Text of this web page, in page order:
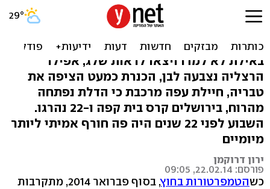
כשהכנרת עלתה על גדותיה.
הסערה הגדולה
באילת לא למדו ויצאו לראות שלג, אפילו
הרצליה נצבעה לבן, הכנרת כמעט הציפה את
טבריה, חיילת עפה מרכבת כי הדלת נפתחה
מהרוח, בירושלים קרס בית קפה ו-22 נהרגו.
השבוע לפני 22 שנים היה פה חורף אמיתי ליותר
מיומיים
ירון דרוקמן
פורסם: 22.02.14, 09:05
כשהטמפרטורות בחוץ
, בסוף פברואר 2014, מתקרבות